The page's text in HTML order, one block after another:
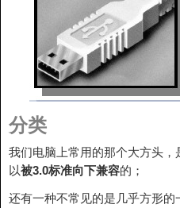
分类
我们电脑上常用的那个大方头，
以被3.0标准向下兼容的；
还有一种不常见的是几乎方形的